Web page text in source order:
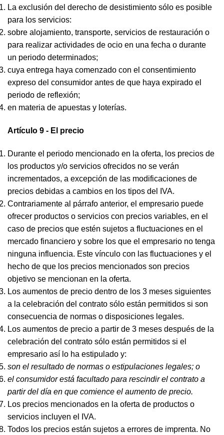
La exclusión del derecho de desistimiento sólo es posible
para los servicios:
sobre alojamiento, transporte, servicios de restauración o
para realizar actividades de ocio en una fecha o durante
un periodo determinados;
cuya entrega haya comenzado con el consentimiento
expreso del consumidor antes de que haya expirado el
periodo de reflexión;
en materia de apuestas y loterías.
Artículo 9 - El precio
Durante el periodo mencionado en la oferta, los precios de
los productos y/o servicios ofrecidos no se verán
incrementados, a excepción de las modificaciones de
precios debidas a cambios en los tipos del IVA.
Contrariamente al párrafo anterior, el empresario puede
ofrecer productos o servicios con precios variables, en el
caso de precios que estén sujetos a fluctuaciones en el
mercado financiero y sobre los que el empresario no tenga
ninguna influencia. Este vínculo con las fluctuaciones y el
hecho de que los precios mencionados son precios
objetivo se mencionan en la oferta.
Los aumentos de precio dentro de los 3 meses siguientes
a la celebración del contrato sólo están permitidos si son
consecuencia de normas o disposiciones legales.
Los aumentos de precio a partir de 3 meses después de la
celebración del contrato sólo están permitidos si el
empresario así lo ha estipulado y:
son el resultado de normas o estipulaciones legales; o
el consumidor está facultado para rescindir el contrato a
partir del día en que comience el aumento de precio.
Los precios mencionados en la oferta de productos o
servicios incluyen el IVA.
Todos los precios están sujetos a errores de imprenta. No